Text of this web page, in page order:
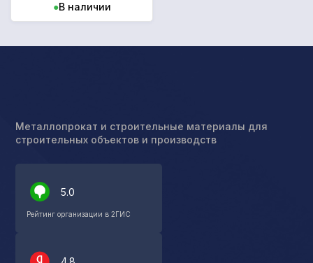
●В наличии
Металлопрокат и строительные материалы для
строительных объектов и производств
5.0
Рейтинг организации в 2ГИС